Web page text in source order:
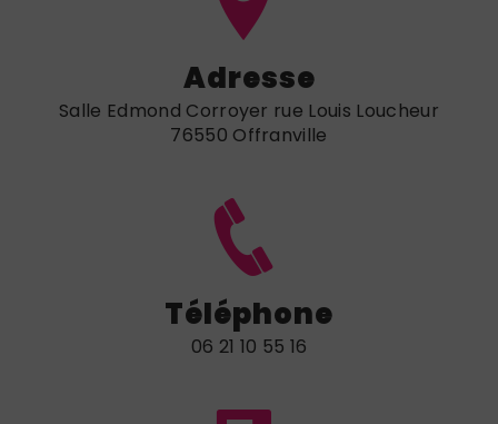
Adresse
Salle Edmond Corroyer rue Louis Loucheur
76550 Offranville
Téléphone
06 21 10 55 16